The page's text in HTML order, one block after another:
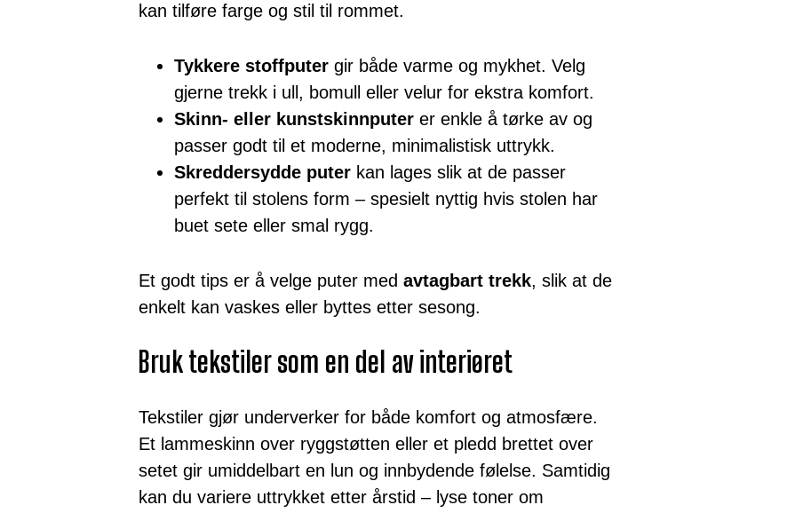
kan tilføre farge og stil til rommet.
Tykkere stoffputer gir både varme og mykhet. Velg
gjerne trekk i ull, bomull eller velur for ekstra komfort.
Skinn- eller kunstskinnputer er enkle å tørke av og
passer godt til et moderne, minimalistisk uttrykk.
Skreddersydde puter kan lages slik at de passer
perfekt til stolens form – spesielt nyttig hvis stolen har
buet sete eller smal rygg.
Et godt tips er å velge puter med avtagbart trekk, slik at de
enkelt kan vaskes eller byttes etter sesong.
Bruk tekstiler som en del av interiøret
Tekstiler gjør underverker for både komfort og atmosfære.
Et lammeskinn over ryggstøtten eller et pledd brettet over
setet gir umiddelbart en lun og innbydende følelse. Samtidig
kan du variere uttrykket etter årstid – lyse toner om